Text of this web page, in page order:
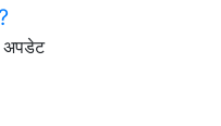
अपडेट